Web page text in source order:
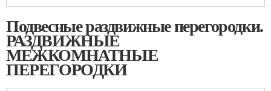
Подвесные раздвижные перегородки.
РАЗДВИЖНЫЕ
МЕЖКОМНАТНЫЕ
ПЕРЕГОРОДКИ